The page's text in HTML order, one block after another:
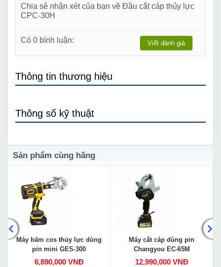
Chia sẻ nhận xét của bạn về Đầu cắt cáp thủy lực
CPC-30H
Có 0 bình luận: Viết đánh giá
Thông tin thương hiệu
Thông số kỹ thuật
Sản phẩm cùng hãng
Máy bấm cos thủy lực dùng
pin mini GES-300
6,890,000 VNĐ
Máy cắt cáp dùng pin
Changyou EC-65M
12,990,000 VNĐ